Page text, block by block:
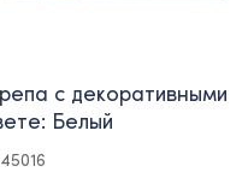
с декоративными
Белый